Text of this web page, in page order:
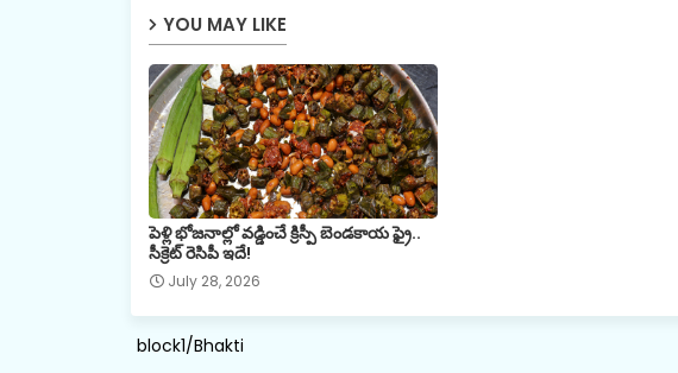
YOU MAY LIKE
పెళ్లి భోజనాల్లో వడ్డించే క్రిస్పీ బెండకాయ ఫ్రై..
సీక్రెట్ రెసిపీ ఇదే!
July 28, 2026
block1/Bhakti